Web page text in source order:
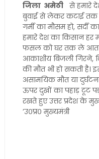
जिला अमेठीसे हमारे
बुवाई से लेकर कटाई तक
गर्मी का मौसम हो, सर्दी
हमारे देश का किसान
फसल को घर तक ले आता
आकाशीय बिजली गिरने,
की मौत भी हो सकती है।
असामयिक मौत या
ऊपर दुखों का पहाड़ टूट
रखते हुए उत्तर प्रदेश के
’उ०प्र० मुख्यमंत्री